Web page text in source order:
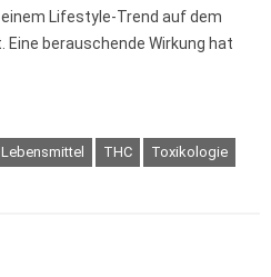
Lifestyle-Trend auf dem
berauschende Wirkung hat
Lebensmittel THC Toxikologie